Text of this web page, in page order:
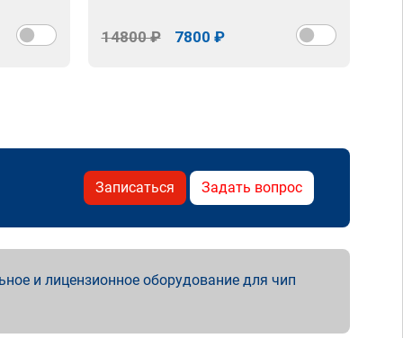
14800 ₽ 7800 ₽
Записаться Задать вопрос
и лицензионное оборудование для чип